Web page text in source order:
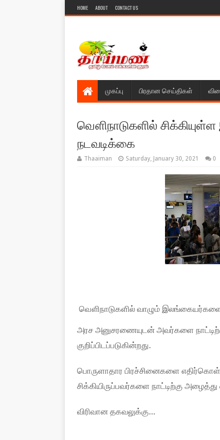
HOME ABOUT CONTACT US
முகப்பு பிரதான செய்திகள்
வௌிநாடுகளில்
நடவடிக்கை
Thaaiman Saturday, January 30, 2021 0
வௌிநாடுகளில் வாழும் இலங்கையர்களை
அரச அனுசரணையுடன் அவர்களை
குறிப்பிடப்படுகின்றது.
பொருளாதார பிரச்சினைகளை
சிக்கியிருப்பவர்களை நாட்டிற்கு
விரிவான தகவலுக்கு…